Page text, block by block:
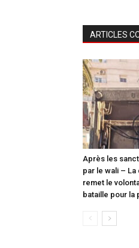
ARTICLES
Après les
par le wali – La
remet le
bataille pour la